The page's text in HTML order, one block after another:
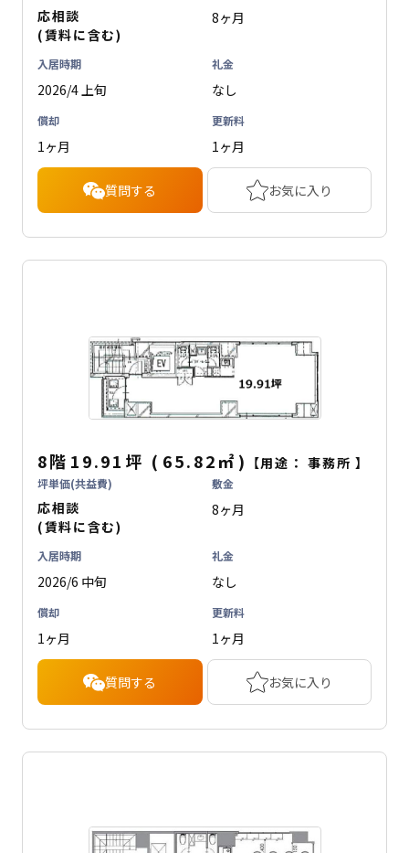
応相談
(賃料に含む)
8ヶ月
入居時期
2026/4 上旬
礼金
なし
償却
1ヶ月
更新料
1ヶ月
質問する お気に入り
8階 19.91坪 ( 65.82㎡ ) 【用途：事務所 】
坪単価(共益費)
応相談
(賃料に含む)
敷金
8ヶ月
入居時期
2026/6 中旬
礼金
なし
償却
1ヶ月
更新料
1ヶ月
質問する お気に入り